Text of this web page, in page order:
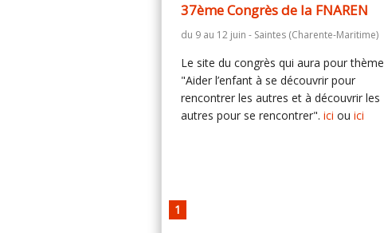
37ème Congrès de la FNAREN
du 9 au 12 juin - Saintes (Charente-Maritime)
Le site du congrès qui aura pour thème
"Aider l’enfant à se découvrir pour
rencontrer les autres et à découvrir les
autres pour se rencontrer". ici ou ici
1